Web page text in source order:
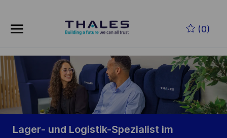
(0)
-
Lager- und Logistik-Spezialist im